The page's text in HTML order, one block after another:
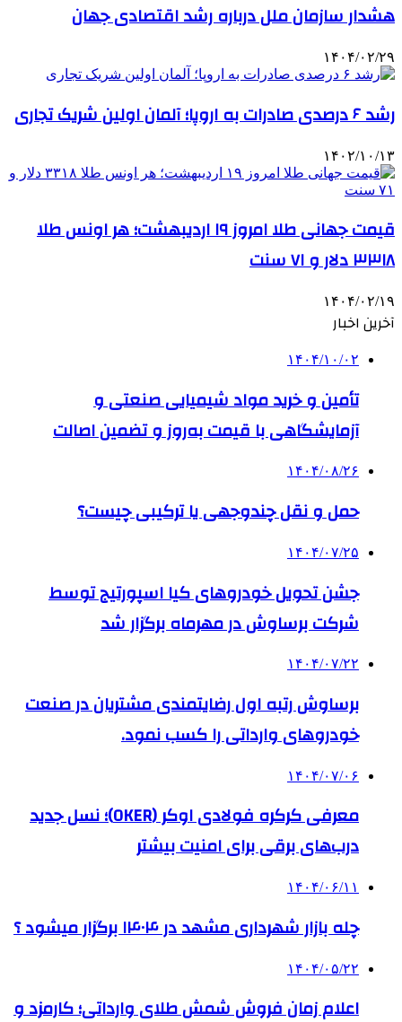
هشدار سازمان ملل درباره رشد اقتصادی جهان
۱۴۰۴/۰۲/۲۹
رشد ۶ درصدی صادرات به اروپا؛ آلمان اولین شریک تجاری
۱۴۰۲/۱۰/۱۳
قیمت جهانی طلا امروز ۱۹ اردیبهشت؛ هر اونس طلا
۳۳۱۸ دلار و ۷۱ سنت
۱۴۰۴/۰۲/۱۹
آخرین اخبار
۱۴۰۴/۱۰/۰۲
تأمین و خرید مواد شیمیایی صنعتی و
آزمایشگاهی با قیمت به‌روز و تضمین اصالت
۱۴۰۴/۰۸/۲۶
حمل و نقل چندوجهی یا ترکیبی چیست؟
۱۴۰۴/۰۷/۲۵
جشن تحویل خودروهای کیا اسپورتیج توسط
شرکت برساوش در مهرماه برگزار شد
۱۴۰۴/۰۷/۲۲
برساوش رتبه اول رضایتمندی مشتریان در صنعت
خودروهای وارداتی را کسب نمود.
۱۴۰۴/۰۷/۰۶
معرفی کرکره فولادی اوکر (OKER)؛ نسل جدید
درب‌های برقی برای امنیت بیشتر
۱۴۰۴/۰۶/۱۱
چله بازار شهرداری مشهد در ۱۴۰۴ برگزار میشود ؟
۱۴۰۴/۰۵/۲۲
اعلام زمان فروش شمش طلای وارداتی؛ کارمزد و